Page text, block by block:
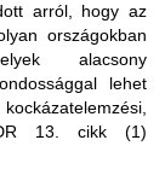
arról, hogy az
országokban
alacsony
lehet
13. cikk (1)